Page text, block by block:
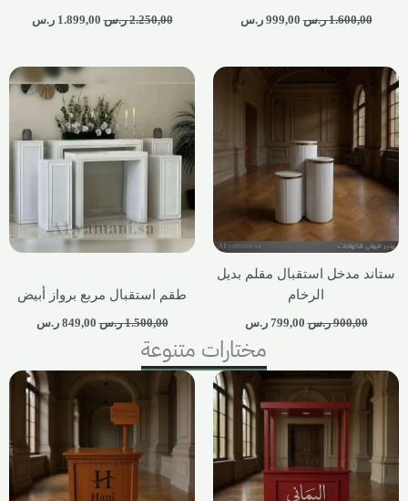
1.600,00 ر.س 999,00 ر.س 2.250,00 ر.س 1.899,00 ر.س
ستاند مدخل استقبال مقلم بديل
الرخام
900,00 ر.س 799,00 ر.س
طقم استقبال مربع برواز أبيض
1.500,00 ر.س 849,00 ر.س
مختارات متنوعة